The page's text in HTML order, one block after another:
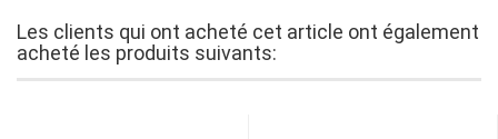
Les clients qui ont acheté cet article ont également
acheté les produits suivants: